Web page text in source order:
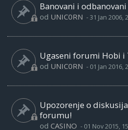
Banovani i
od UNIC0RN -31 Jan 2006,
Ugaseni forumi Hobi i
od UNIC0RN - 01 Jan 2016,
Upozorenje o
forumu!
od CASINO - 01 Nov 2015,